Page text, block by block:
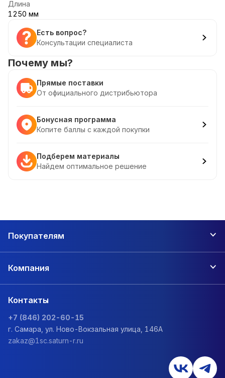
Длина
1250 мм
Есть вопрос?
Консультации специалиста
Почему мы?
Прямые поставки
От официального дистрибьютора
Бонусная программа
Копите баллы с каждой покупки
Подберем материалы
Найдем оптимальное решение
Покупателям
Компания
Контакты
+7 (846) 202-60-15
г. Самара, ул. Ново-Вокзальная улица, 146А
zakaz@1sc.saturn-r.ru